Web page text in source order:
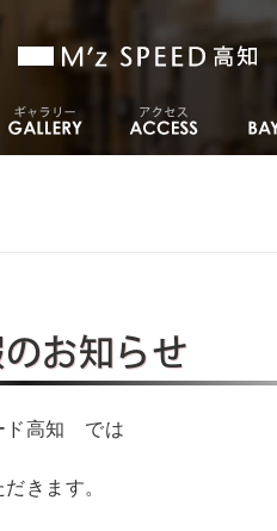
お知らせ
ド高知 では
きます。